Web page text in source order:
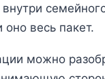
внутри
весь пакет.
можно